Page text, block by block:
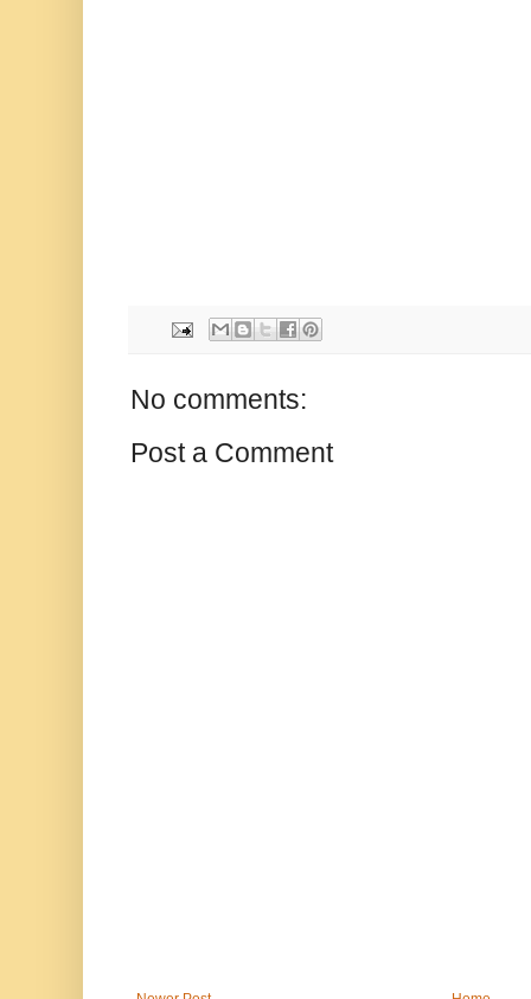
No comments:
Post a Comment